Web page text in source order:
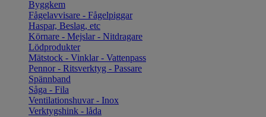
Byggkem
Fågelavvisare - Fågelpiggar
Haspar, Beslag, etc
Körnare - Mejslar - Nitdragare
Lödprodukter
Mätstock - Vinklar - Vattenpass
Pennor - Ritsverktyg - Passare
Spännband
Såga - Fila
Ventilationshuvar - Inox
Verktygshink - låda